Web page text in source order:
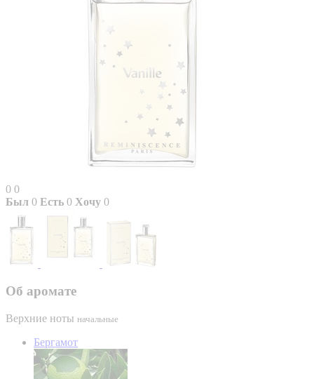
0 0
Был 0 Есть 0 Хочу 0
Об аромате
Верхние ноты начальные
Бергамот